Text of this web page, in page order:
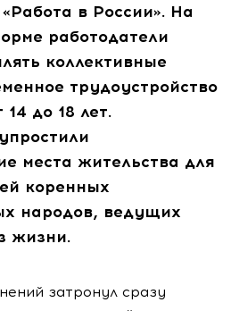
в России». На
работодатели
коллективные
трудоустройство
14 до 18 лет.
места жительства для
коренных
народов, ведущих
жизни.
затронул сразу